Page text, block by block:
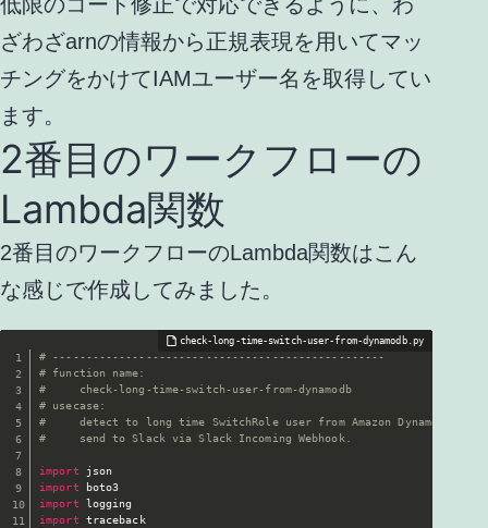
ざわざarnの情報から正規表現を用いてマッ
チングをかけてIAMユーザー名を取得してい
ます。
2番目のワークフローの
Lambda関数
2番目のワークフローのLambda関数はこん
な感じで作成してみました。
# --------------------------------------------------
# function name:
#     check-long-time-switch-user-from-dynamodb
# usecase:
#     detect to long time SwitchRole user from Amazon DynamoDB and
#     send to Slack via Slack Incoming Webhook.
import
import
import
import
traceback